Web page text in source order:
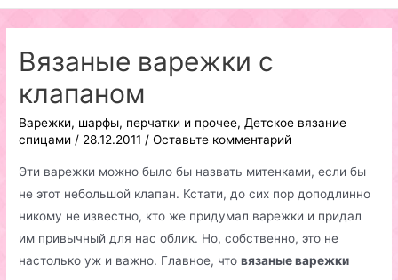
Вязаные варежки с
клапаном
Варежки, шарфы, перчатки и прочее,Детское вязание
спицами / 28.12.2011 /Оставьте комментарий
Эти варежки можно было бы назвать митенками, если бы
не этот небольшой клапан. Кстати, до сих пор доподлинно
никому не известно, кто же придумал варежки и придал
им привычный для нас облик. Но, собственно, это не
настолько уж и важно. Главное, чтовязаные варежки